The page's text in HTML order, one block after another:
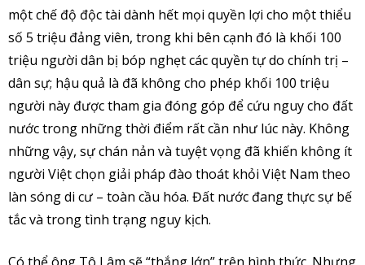
một chế độ độc tài dành hết mọi quyền lợi cho một thiểu
số 5 triệu đảng viên, trong khi bên cạnh đó là khối 100
triệu người dân bị bóp nghẹt các quyền tự do chính trị –
dân sự; hậu quả là đã không cho phép khối 100 triệu
người này được tham gia đóng góp để cứu nguy cho đất
nước trong những thời điểm rất cần như lúc này. Không
những vậy, sự chán nản và tuyệt vọng đã khiến không ít
người Việt chọn giải pháp đào thoát khỏi Việt Nam theo
làn sóng di cư – toàn cầu hóa. Đất nước đang thực sự bế
tắc và trong tình trạng nguy kịch.